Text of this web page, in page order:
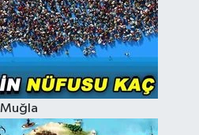
Muğla